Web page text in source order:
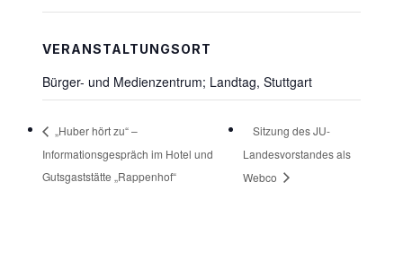
VERANSTALTUNGSORT
Bürger- und Medienzentrum; Landtag, Stuttgart
„Huber hört zu“ –
Informationsgespräch im Hotel und
Gutsgaststätte „Rappenhof“
Sitzung des JU-
Landesvorstandes als
Webco